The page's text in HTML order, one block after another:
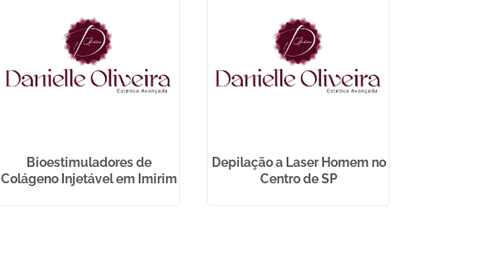
Bioestimuladores de
Colágeno Injetável em Imirim
Depilação a Laser Homem no
Centro de SP